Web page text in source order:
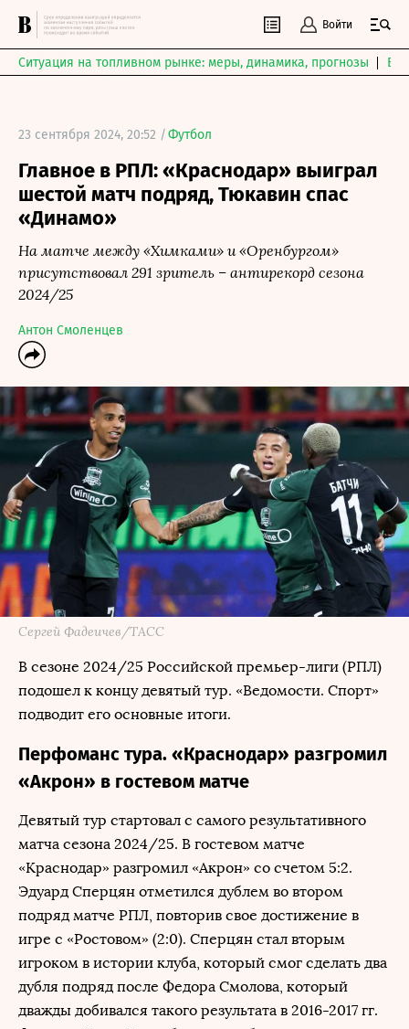
Войти
Ситуация на топливном рынке: меры, динамика, прогнозы
23 сентября 2024, 20:52 /Футбол
Главное в РПЛ: «Краснодар» выиграл
шестой матч подряд, Тюкавин спас
«Динамо»
На матче между «Химками» и «Оренбургом»
присутствовал 291 зритель – антирекорд сезона
2024/25
Антон Смоленцев
Сергей Фадеичев/ТАСС
В сезоне 2024/25 Российской премьер-лиги (РПЛ)
подошел к концу девятый тур. «Ведомости. Спорт»
подводит его основные итоги.
Перфоманс тура. «Краснодар» разгромил
«Акрон» в гостевом матче
Девятый тур стартовал с самого результативного
матча сезона 2024/25. В гостевом матче
«Краснодар» разгромил «Акрон» со счетом 5:2.
Эдуард Сперцян отметился дублем во втором
подряд матче РПЛ, повторив свое достижение в
игре с «Ростовом» (2:0). Сперцян стал вторым
игроком в истории клуба, который смог сделать два
дубля подряд после Федора Смолова, который
дважды добивался такого результата в 2016-2017 гг.